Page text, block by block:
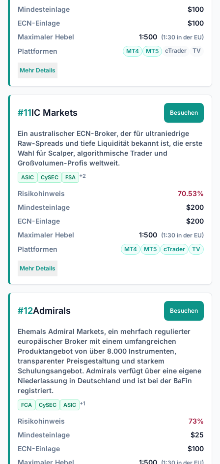
Mindesteinlage
$100
ECN-Einlage
$100
Maximaler Hebel
1:500 (1:30 in der EU)
Plattformen MT4 MT5 cTrader TV
Mehr Details
#11IC Markets Besuchen
Ein australischer ECN-Broker, der für ultraniedrige
Raw-Spreads und tiefe Liquidität bekannt ist, die erste
Wahl für Scalper, algorithmische Trader und
Großvolumen-Profis weltweit.
ASIC CySEC FSA +2
Risikohinweis
70.53%
Mindesteinlage
$200
ECN-Einlage
$200
Maximaler Hebel
1:500 (1:30 in der EU)
Plattformen MT4 MT5 cTrader TV
Mehr Details
#12Admirals Besuchen
Ehemals Admiral Markets, ein mehrfach regulierter
europäischer Broker mit einem umfangreichen
Produktangebot von über 8.000 Instrumenten,
transparenter Preisgestaltung und starkem
Schulungsangebot. Admirals verfügt über eine eigene
Niederlassung in Deutschland und ist bei der BaFin
registriert.
FCA CySEC ASIC +1
Risikohinweis
73%
Mindesteinlage
$25
ECN-Einlage
$100
Maximaler Hebel
1:500